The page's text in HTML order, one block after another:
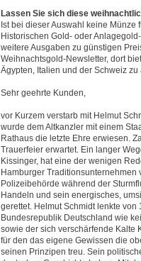
Lassen Sie sich diese
Ist bei dieser Auswahl keine
Historischen Gold- oder
weitere Ausgaben zu günstigen
Weihnachtsgold-Newsletter, dort
Ägypten, Italien und der Schweiz
Sehr geehrte Kunden,
vor Kurzem verstarb mit Helmut
wurde dem Altkanzler mit einem
Rathaus die letzte Ehre erwiesen.
Trauerfeier erwartet. Ein langer
Kissinger, hat eine der wenigen
Hamburger
Polizeibehörde während der
Handeln und sein energisches,
gerettet. Helmut Schmidt lenkte
Bundesrepublik Deutschland wie
sowie der sich verschärfende Kalte
für den das eigene Gewissen die
seinen Prinzipen treu. Sein